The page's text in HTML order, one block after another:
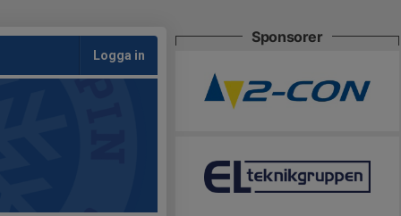
Logga in
Sponsorer